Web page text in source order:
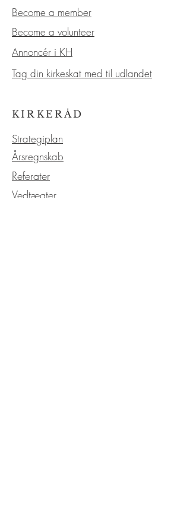
Become a member
Become a volunteer
Annoncér i KH
Tag din kirkeskat med til udlandet
KIRKERÅD
Strategiplan
Årsregnskab
Referater
Vedtægter